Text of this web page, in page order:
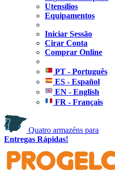
Utensílios
Equipamentos
Iniciar Sessão
Cirar Conta
Comprar Online
PT - Português
ES - Español
EN - English
FR - Français
Quatro armazéns para
Entregas Rápidas!